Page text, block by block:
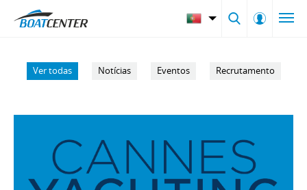
Ver todas Notícias Eventos Recrutamento